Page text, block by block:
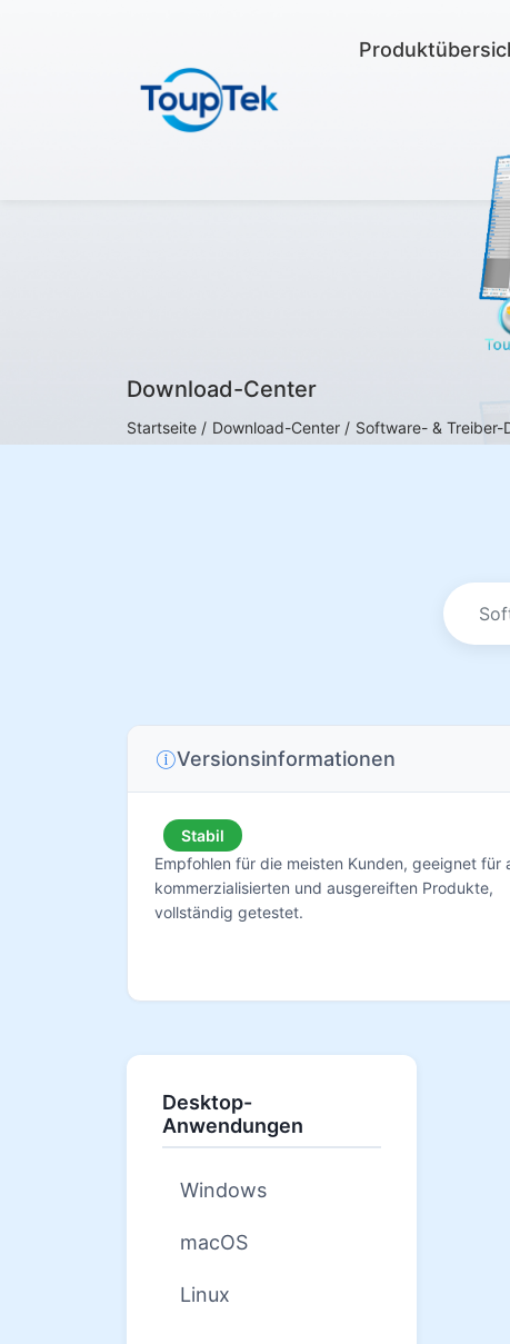
Download-Center
Startseite / Download-Center / Software- & Treiber-
Versionsinformationen
Stabil
Empfohlen für die meisten Kunden, geeignet für
kommerzialisierten und ausgereiften Produkte,
vollständig getestet.
Desktop-
Anwendungen
Windows
macOS
Linux